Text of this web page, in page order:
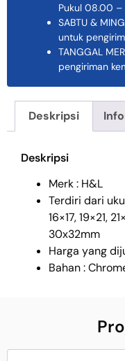
Pukul 08.00 –
SABTU &
untuk
TANGGAL
pengiriman
Deskripsi
Deskripsi
Merk : H&L
Terdiri dari
16×17, 19×21,
30x32mm
Harga yang
Bahan :